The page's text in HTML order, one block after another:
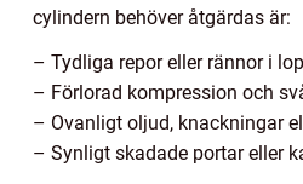
cylindern behöver åtgärdas är:
– Tydliga repor eller rännor i
– Förlorad kompression och
– Ovanligt oljud, knackningar
– Synligt skadade portar eller